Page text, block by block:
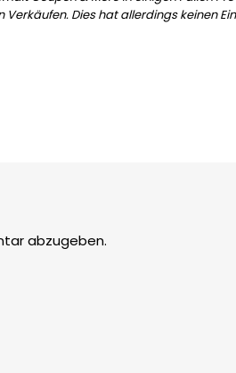
Dies hat allerdings keinen
abzugeben.